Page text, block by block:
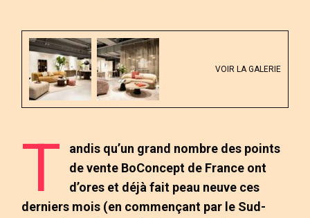
VOIR LA GALERIE
T
andis qu’un grand nombre des points
de vente BoConcept de France ont
d’ores et déjà fait peau neuve ces
derniers mois (en commençant par le Sud-